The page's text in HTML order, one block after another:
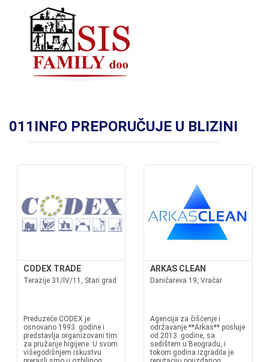
011INFO PREPORUČUJE U BLIZINI
CODEX TRADE
Terazije 31/IV/11, Stari grad
Preduzeće CODEX je
osnovano 1993. godine i
predstavlja organizovani tim
za pružanje higijene. U svom
višegodišnjem iskustvu
ARKAS CLEAN
Daničareva 19, Vračar
Agencija za čišćenje i
održavanje **Arkas** posluje
od 2013. godine, sa
sedištem u Beogradu, i
tokom godina izgradila je